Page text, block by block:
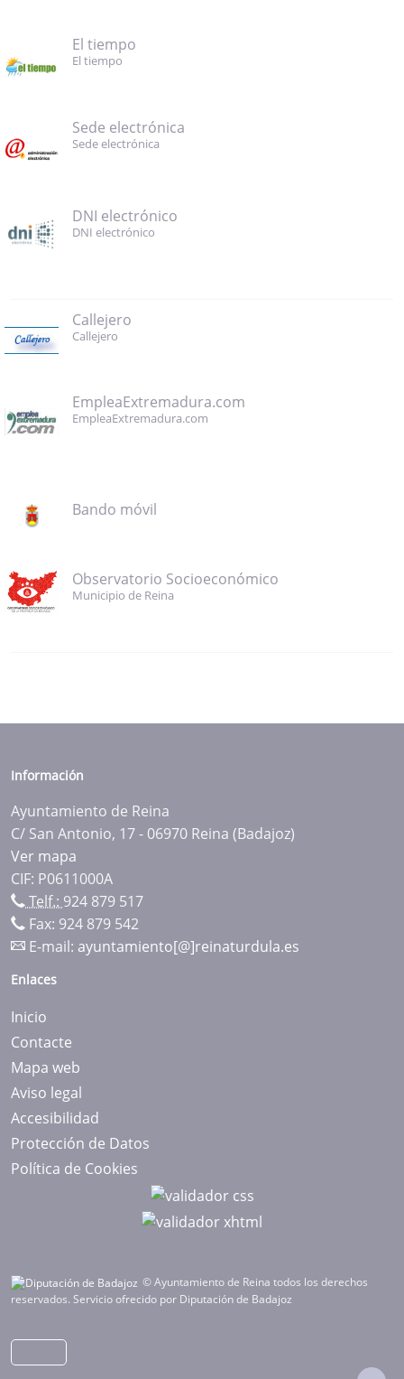
El tiempo
El tiempo
Sede electrónica
Sede electrónica
DNI electrónico
DNI electrónico
Callejero
Callejero
EmpleaExtremadura.com
EmpleaExtremadura.com
Bando móvil
Observatorio Socioeconómico
Municipio de Reina
Información
Ayuntamiento de Reina
C/ San Antonio, 17 - 06970 Reina (Badajoz)
Ver mapa
CIF: P0611000A
Telf.: 924 879 517
Fax: 924 879 542
E-mail: ayuntamiento[@]reinaturdula.es
Enlaces
Inicio
Contacte
Mapa web
Aviso legal
Accesibilidad
Protección de Datos
Política de Cookies
© Ayuntamiento de Reina todos los derechos
reservados. Servicio ofrecido por Diputación de Badajoz